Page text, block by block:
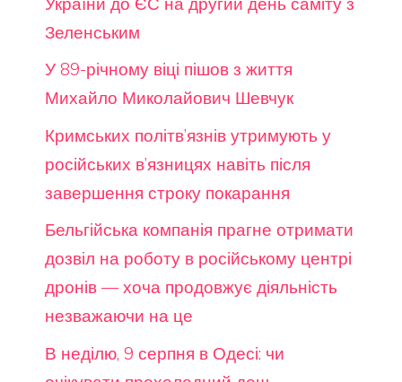
Зеленським
У 89-річному віці пішов з життя
Михайло Миколайович Шевчук
Кримських політв’язнів утримують у
російських в’язницях навіть після
завершення строку покарання
Бельгійська компанія прагне отримати
дозвіл на роботу в російському центрі
дронів — хоча продовжує діяльність
незважаючи на це
В неділю, 9 серпня в Одесі: чи